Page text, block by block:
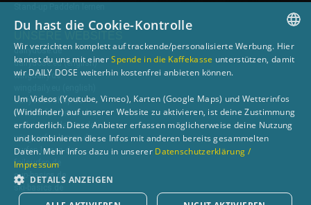
dailydose.de
dailydose.eu(english)
wingdaily.de
dailydose-shop.de
windsurfen-lernen.de
wellenreiten-lernen.de
wingsurfen-lernen.de
surfen-lernen.de
foilsurfen.de
sup-basics.de
ski-basics.de
GERMAN
Du hast die Cookie-Kontrolle
Wir verzichten komplett auf trackende/personalisierte Werbung. Hier
kannst du uns mit einerSpende in die Kaffekasse unterstützen, damit
wir DAILY DOSE weiterhin kostenfrei anbieten können.
Um Videos (Youtube, Vimeo), Karten (Google Maps) und Wetterinfos
(Windfinder) auf unserer Website zu aktivieren, ist deine Zustimmung
erforderlich. Diese Anbieter erfassen möglicherweise deine Nutzung
und kombinieren diese Infos mit anderen bereits gesammelten
Daten. Mehr Infos dazu in unserer Datenschutzerklärung /
Impressum
DETAILS ANZEIGEN